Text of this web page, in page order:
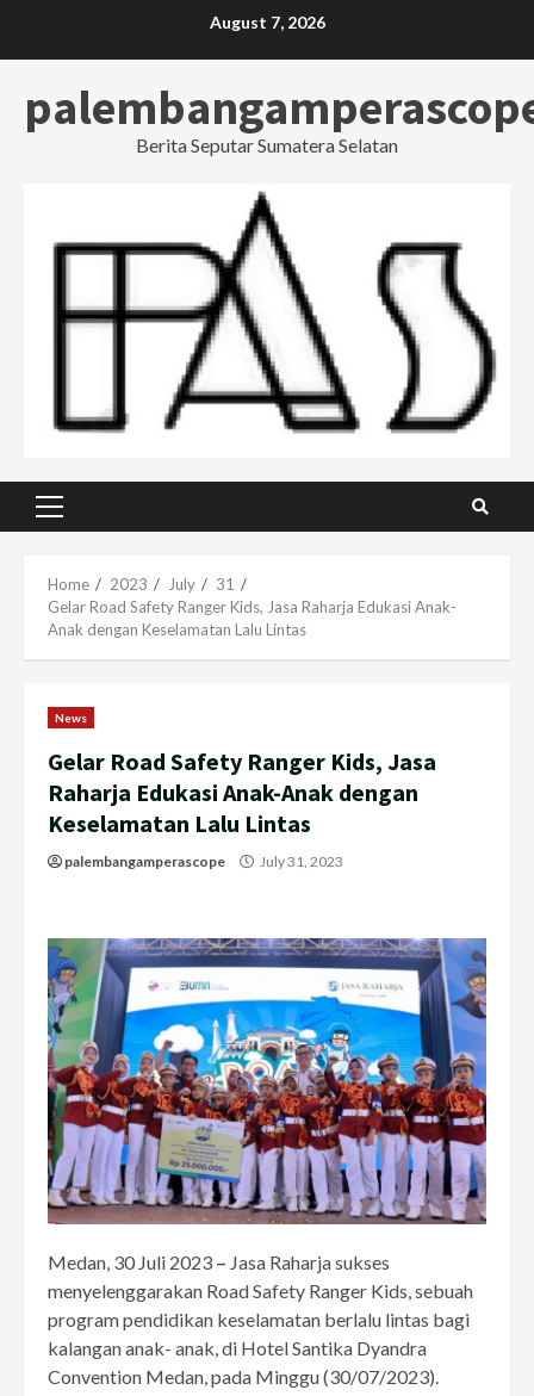
August 7, 2026
Berita Seputar Sumatera Selatan
Primary
Home 2023 July
31
Gelar Road Safety Ranger Kids, Jasa Raharja Edukasi Anak-
Anak dengan Keselamatan Lalu Lintas
News
Gelar Road Safety Ranger Kids, Jasa
Raharja Edukasi Anak-Anak dengan
Keselamatan Lalu Lintas
palembangamperascope July 31, 2023
Medan, 30 Juli 2023 – Jasa Raharja sukses
menyelenggarakan Road Safety Ranger Kids, sebuah
program pendidikan keselamatan berlalu lintas bagi
kalangan anak- anak, di Hotel Santika Dyandra
Convention Medan, pada Minggu (30/07/2023).